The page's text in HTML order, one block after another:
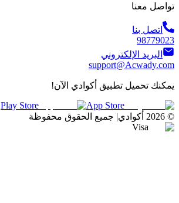
تواصل معنا
اتصل بنا
98779023
البريد الإلكتروني
support@Acwady.com
يمكنك تحميل تطبيق أكوادي الآن!
Play Store
App Store
©
2026 أكوادي| جميع الحقوق محفوظة
Visa